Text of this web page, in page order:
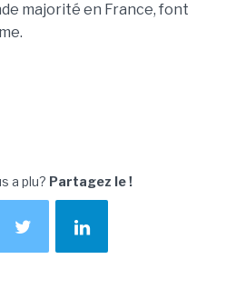
majorité en France, font
a plu? Partagez le !